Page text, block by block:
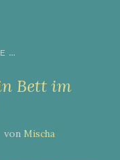
...
Bett im
von Mischa